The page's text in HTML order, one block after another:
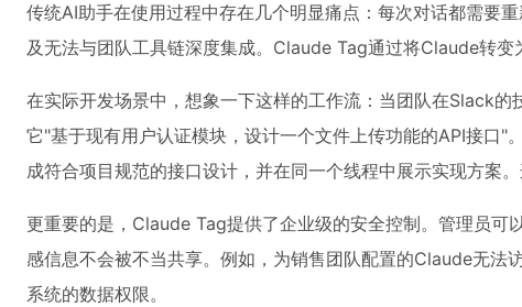
传统AI助手在使用过程中存在几个明显痛点：每次对话都需要
及无法与团队工具链深度集成。Claude Tag通过将Claude转变
在实际开发场景中，想象一下这样的工作流：当团队在Slack
它"基于现有用户认证模块，设计一个文件上传功能的API接口
成符合项目规范的接口设计，并在同一个线程中展示实现方案
更重要的是，Claude Tag提供了企业级的安全控制。管理员
感信息不会被不当共享。例如，为销售团队配置的Claude无
系统的数据权限。